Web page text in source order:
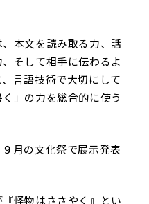
本文を読み取る力、話
そして相手に伝わるよ
言語技術で大切にして
」の力を総合的に使う
月の文化祭で展示発表
怪物はささやく』とい